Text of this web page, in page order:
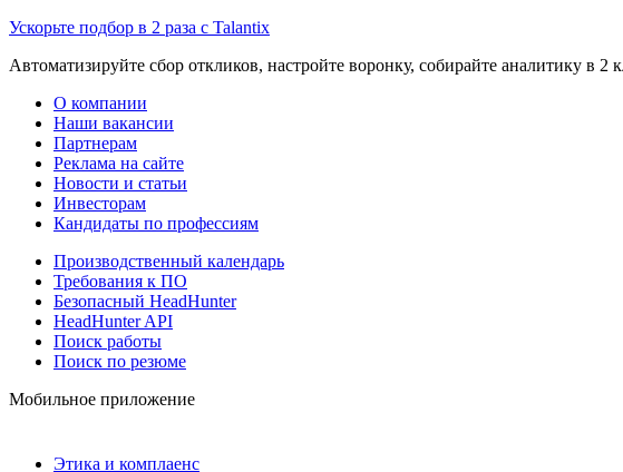
Ускорьте подбор в 2 раза с Talantix
Автоматизируйте сбор откликов, настройте воронку, собирайте аналитику в 2
О компании
Наши вакансии
Партнерам
Реклама на сайте
Новости и статьи
Инвесторам
Кандидаты по профессиям
Производственный календарь
Требования к ПО
Безопасный HeadHunter
HeadHunter API
Поиск работы
Поиск по резюме
Мобильное приложение
Этика и комплаенс